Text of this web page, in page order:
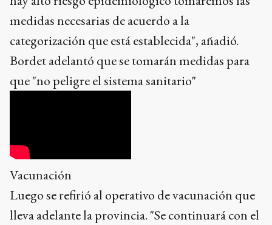
medidas necesarias de acuerdo a la
categorización que está establecida", añadió.
Bordet adelantó que se tomarán medidas para
que "no peligre el sistema sanitario"
Vacunación
Luego se refirió al operativo de vacunación que
lleva adelante la provincia. "Se continuará con el